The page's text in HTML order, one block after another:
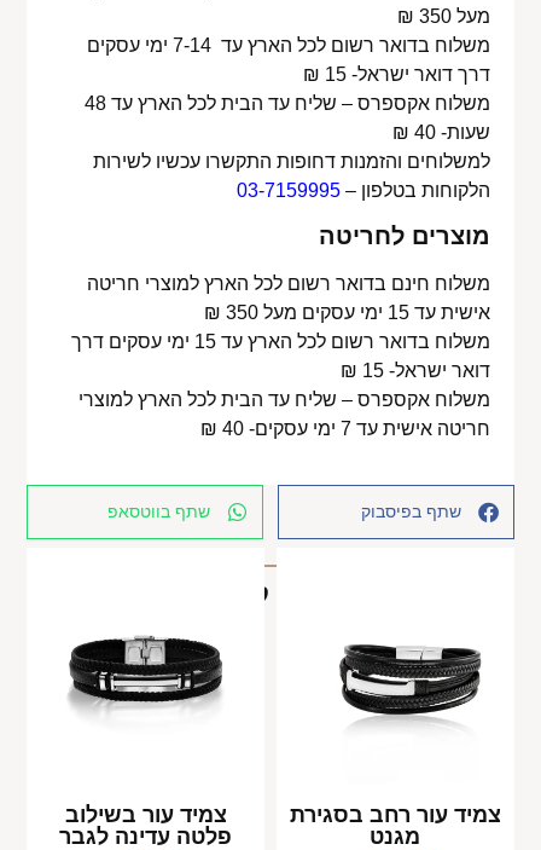
מעל 350 ₪
משלוח בדואר רשום לכל הארץ עד 7-14 ימי עסקים
דרך דואר ישראל- 15 ₪
משלוח אקספרס – שליח עד הבית לכל הארץ עד 48
שעות- 40 ₪
למשלוחים והזמנות דחופות התקשרו עכשיו לשירות
הלקוחות בטלפון –03-7159995
מוצרים לחריטה
משלוח חינם בדואר רשום לכל הארץ למוצרי חריטה
אישית עד 15 ימי עסקים מעל 350 ₪
משלוח בדואר רשום לכל הארץ עד 15 ימי עסקים דרך
דואר ישראל- 15 ₪
משלוח אקספרס – שליח עד הבית לכל הארץ למוצרי
חריטה אישית עד 7 ימי עסקים- 40 ₪
שתף בפיסבוק שתף בווטסאפ
מוצרים קשורים
צמיד עור רחב בסגירת
מגנט
צמיד עור בשילוב
פלטה עדינה לגבר